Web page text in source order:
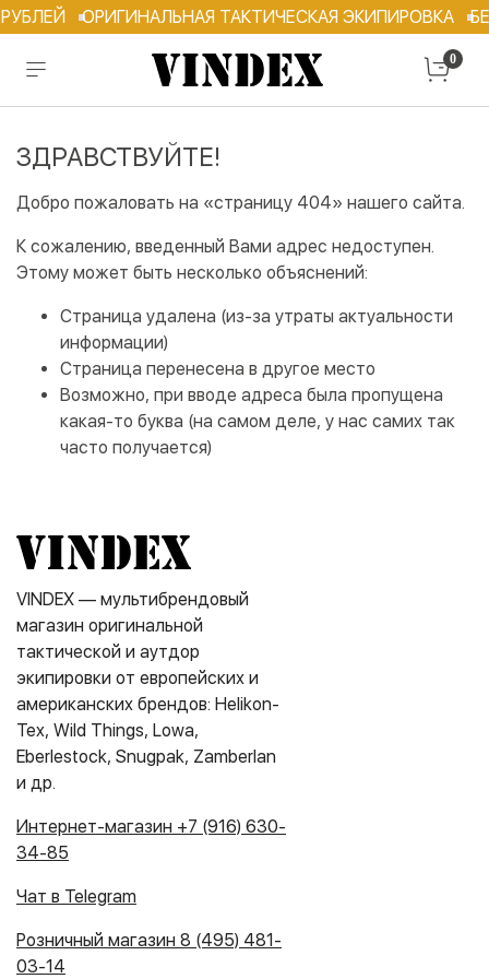
ОРИГИНАЛЬНАЯ ТАКТИЧЕСКАЯ ЭКИПИРОВКА
0
ЗДРАВСТВУЙТЕ!
Добро пожаловать на «страницу 404» нашего сайта.
К сожалению, введенный Вами адрес недоступен.
Этому может быть несколько объяснений:
Страница удалена (из-за утраты актуальности
информации)
Страница перенесена в другое место
Возможно, при вводе адреса была пропущена
какая-то буква (на самом деле, у нас самих так
часто получается)
VINDEX — мультибрендовый
магазин оригинальной
тактической и аутдор
экипировки от европейских и
американских брендов: Helikon-
Tex, Wild Things, Lowa,
Eberlestock, Snugpak, Zamberlan
и др.
Интернет-магазин +7 (916) 630-
34-85
Чат в Telegram
Розничный магазин 8 (495) 481-
03-14